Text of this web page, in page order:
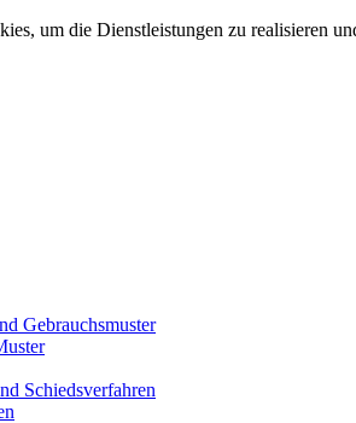
um die Dienstleistungen zu realisieren
Gebrauchsmuster
Schiedsverfahren